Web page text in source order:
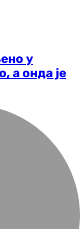
у
а онда је